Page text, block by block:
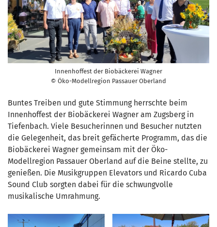
Innenhoffest der Biobäckerei Wagner
© Öko-Modellregion Passauer Oberland
Buntes Treiben und gute Stimmung herrschte beim
Innenhoffest der Biobäckerei Wagner am Zugsberg in
Tiefenbach. Viele Besucherinnen und Besucher nutzten
die Gelegenheit, das breit gefächerte Programm, das die
Biobäckerei Wagner gemeinsam mit der Öko-
Modellregion Passauer Oberland auf die Beine stellte, zu
genießen. Die Musikgruppen Elevators und Ricardo Cuba
Sound Club sorgten dabei für die schwungvolle
musikalische Umrahmung.